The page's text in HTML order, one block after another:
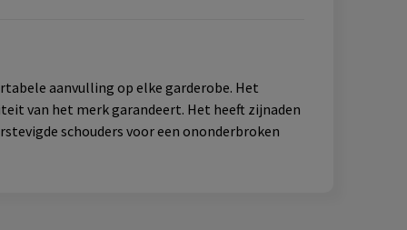
aanvulling op elke garderobe. Het
van het merk garandeert. Het heeft zijnaden
schouders voor een ononderbroken